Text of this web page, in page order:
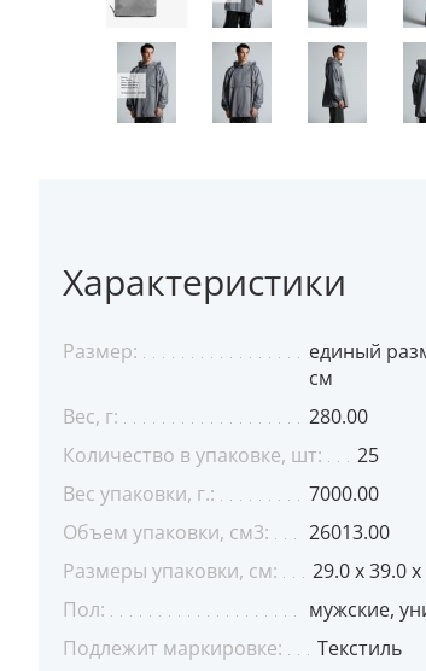
Характеристики
Размер:
единый
см
Вес, г:
280.00
Количество в упаковке, шт:
25
Вес упаковки, г.:
7000.00
Объем упаковки, см3:
26013.00
Размеры упаковки, см:
29.0 x 39.0
Пол:
мужские,
Подлежит маркировке:
Текстиль